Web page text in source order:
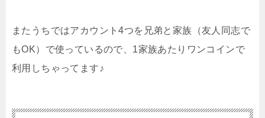
またうちではアカウント4つを兄弟と家族（友人同志で
もOK）で使っているので、1家族あたりワンコインで
利用しちゃってます♪